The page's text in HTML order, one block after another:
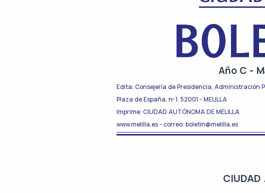
Año C -
Edita: Consejería de Presidencia, Administración
Plaza de España, nº 1. 52001 - MELILLA
Imprime: CIUDAD AUTÓNOMA DE MELILLA
www.melilla.es - correo: boletin@melilla.es
CIUDAD